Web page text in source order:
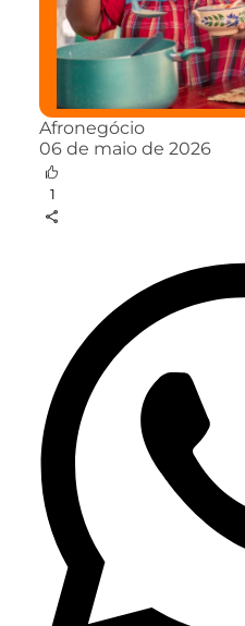
Afronegócio
06 de maio de 2026
1